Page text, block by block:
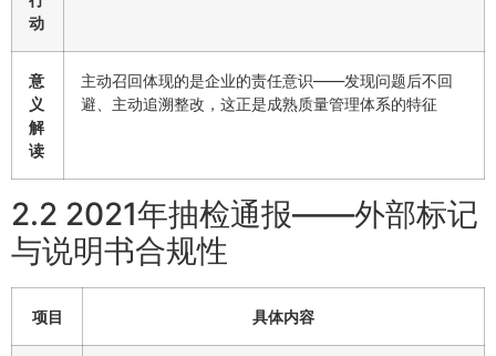
动
意
义
解
读
主动召回体现的是企业的责任意识——发现问题后不回
避、主动追溯整改，这正是成熟质量管理体系的特征
2.2 2021年抽检通报——外部标记
与说明书合规性
项目 具体内容